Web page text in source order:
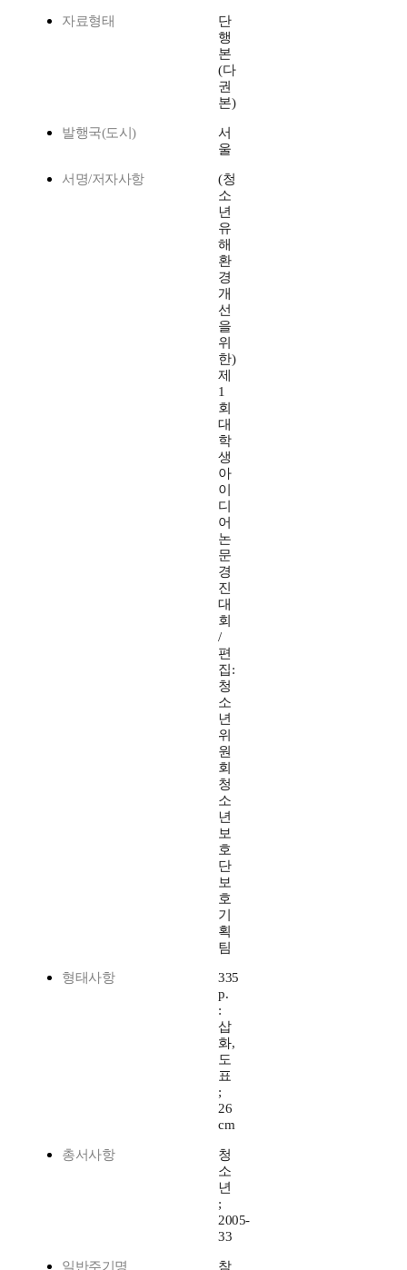
자료형태
단
행
본
(다
권
본)
발행국(도시)
서
울
서명/저자사항
(청
소
년
유
해
환
경
개
선
을
위
한)
제
1
회
대
학
생
아
이
디
어
논
문
경
진
대
회
/
편
집:
청
소
년
위
원
회
청
소
년
보
호
단
보
호
기
획
팀
형태사항
335
p.
:
삽
화,
도
표
;
26
cm
총서사항
청
소
년
;
2005-
33
일반주기명 참